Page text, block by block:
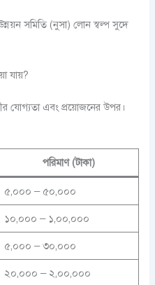
সমিতি (নুসা) লোন স্বল্প সুদে
যায়?
যোগ্যতা এবং প্রয়োজনের উপর।
পরিমাণ (টাকা)
৫,০০০ – ৫০,০০০
১০,০০০ – ১,০০,০০০
৫,০০০ – ৩০,০০০
২০,০০০ – ২,০০,০০০